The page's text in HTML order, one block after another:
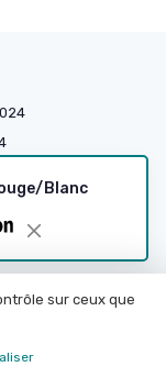
Blanc
2025
sur ceux que